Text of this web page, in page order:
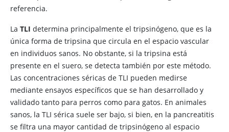
referencia.
La TLI determina principalmente el tripsinógeno, que es la
única forma de tripsina que circula en el espacio vascular
en individuos sanos. No obstante, si la tripsina está
presente en el suero, se detecta también por este método.
Las concentraciones séricas de TLI pueden medirse
mediante ensayos específicos que se han desarrollado y
validado tanto para perros como para gatos. En animales
sanos, la TLI sérica suele ser bajo, si bien, en la pancreatitis
se filtra una mayor cantidad de tripsinógeno al espacio